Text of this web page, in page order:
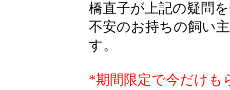
橋直子が上記の疑問
不安のお持ちの飼い
す。
*期間限定で今だけも